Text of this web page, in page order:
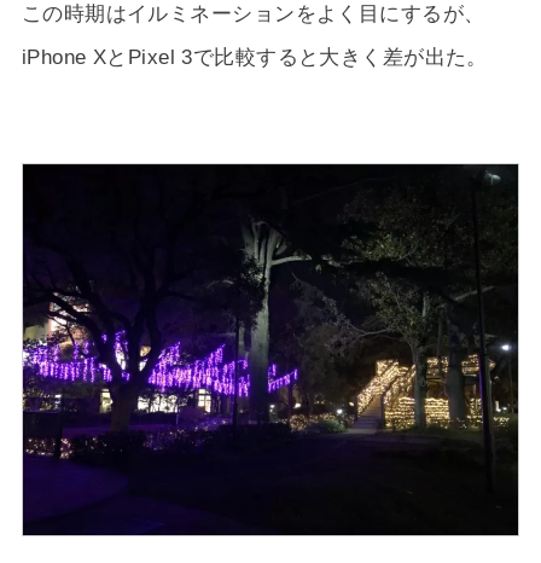
この時期はイルミネーションをよく目にするが、
iPhone XとPixel 3で比較すると大きく差が出た。